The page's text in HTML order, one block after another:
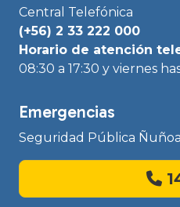
Central Telefónica
(+56) 2 33 222 000
Horario de atención
08:30 a 17:30 y viernes
Emergencias
Seguridad Pública Ñuñoa